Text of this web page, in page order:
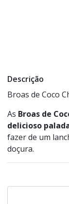
Descrição
Broas de Coco
As Broas de
delicioso
fazer de um
doçura.